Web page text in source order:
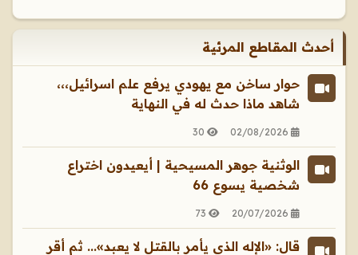
أحدث المقاطع المرئية
حوار ساخن مع يهودي يرفع علم اسرائيل،،،
شاهد ماذا حدث له في النهاية
02/08/2026
30
الوثنية جوهر المسيحية | أيعيدون اختراع
شخصية يسوع 66
20/07/2026
73
قال: «الإله الذي يأمر بالقتل لا يعبد»... ثم أقر